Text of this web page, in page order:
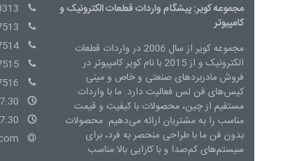
مجموعه کویر: پیشگام واردات قطعات الکترونیک و
کامپیوتر
مجموعه کویر از سال 2006 در واردات قطعات
الکترونیک و از 2015 با نام کویر کامپیوتر در
فروش مادربردهای صنعتی و خاص و مینی
کیس‌های فن لس فعالیت دارد. ما با واردات
مستقیم از چین، محصولات با کیفیت و قیمت
مناسب را به مشتریان ارائه می‌دهیم. محصولات
بدون فن ما با طراحی منحصر به فرد، برای
سیستم‌های کم‌صدا و با کارایی بالا مناسب
07:30 - 15:00 شنبه
07:30 - 14:00